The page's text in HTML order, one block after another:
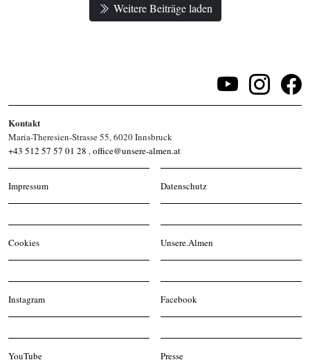
Weitere Beiträge laden
Kontakt
Maria-Theresien-Strasse 55, 6020 Innsbruck
+43 512 57 57 01 28 ,office@unsere-almen.at
Impressum Datenschutz
Cookies Unsere.Almen
Instagram Facebook
YouTube Presse